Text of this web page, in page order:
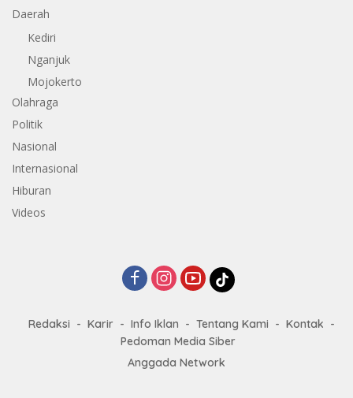
Daerah
Kediri
Nganjuk
Mojokerto
Olahraga
Politik
Nasional
Internasional
Hiburan
Videos
Redaksi Karir Info Iklan Tentang Kami
Kontak
Pedoman Media Siber
Anggada Network